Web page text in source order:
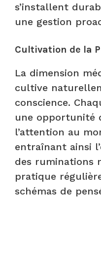
s’installent
une gestion
Cultivation de la
La dimension
cultive
conscience.
une opportunité
l’attention au
entraînant ainsi
des ruminations
pratique
schémas de